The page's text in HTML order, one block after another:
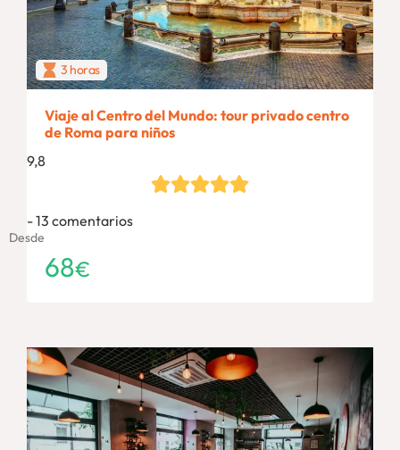
3 horas
Viaje al Centro del Mundo: tour privado centro
de Roma para niños
9,8
13 comentarios
Desde
68€